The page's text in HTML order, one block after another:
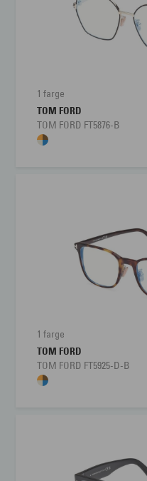
1 farge
TOM FORD
TOM FORD FT5876-B
1 farge
TOM FORD
TOM FORD FT5925-D-B